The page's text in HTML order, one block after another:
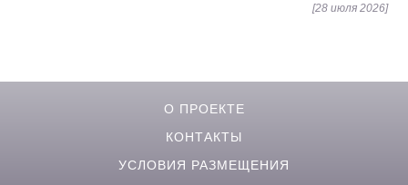
[28 июля 2026]
О ПРОЕКТЕ
КОНТАКТЫ
УСЛОВИЯ РАЗМЕЩЕНИЯ